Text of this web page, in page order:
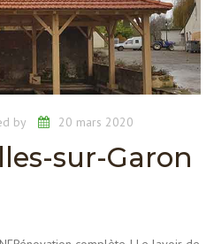
by 20 mars 2020
sur-Garon